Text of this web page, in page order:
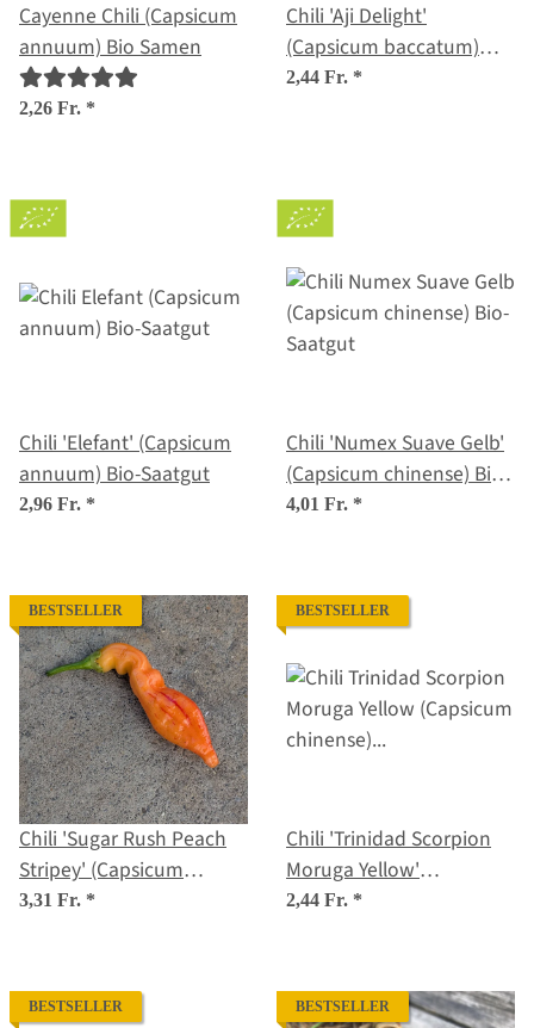
Cayenne Chili (Capsicum
annuum) Bio Samen
2,26 Fr. *
Chili 'Aji Delight'
(Capsicum baccatum)
Bio-Saatgut
2,44 Fr. *
Chili 'Elefant' (Capsicum
annuum) Bio-Saatgut
2,96 Fr. *
Chili 'Numex Suave Gelb'
(Capsicum chinense) Bio-
Saatgut
4,01 Fr. *
BESTSELLER
Chili 'Sugar Rush Peach
Stripey' (Capsicum
baccatum) Samen
3,31 Fr. *
BESTSELLER
Chili 'Trinidad Scorpion
Moruga Yellow'
(Capsicum chinense)
2,44 Fr. *
BESTSELLER BESTSELLER